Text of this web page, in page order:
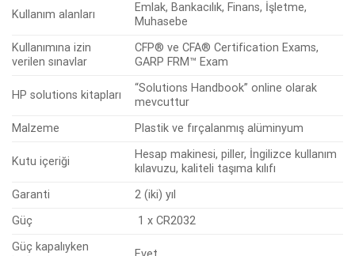
Kullanım alanları
Emlak, Bankacılık, Finans, İşletme,
Muhasebe
Kullanımına izin
verilen sınavlar
CFP® ve CFA® Certification Exams,
GARP FRM™ Exam
HP solutions kitapları
“Solutions Handbook” online olarak
mevcuttur
Malzeme
Plastik ve fırçalanmış alüminyum
Kutu içeriği
Hesap makinesi, piller, İngilizce kullanım
kılavuzu, kaliteli taşıma kılıfı
Garanti
2 (iki) yıl
Güç
1 x CR2032
Güç kapalıyken